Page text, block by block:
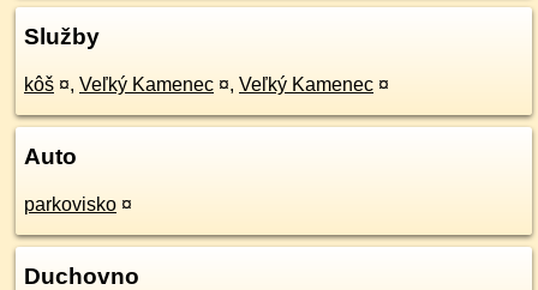
Služby
kôš ¤, Veľký Kamenec ¤, Veľký Kamenec ¤
Auto
parkovisko ¤
Duchovno